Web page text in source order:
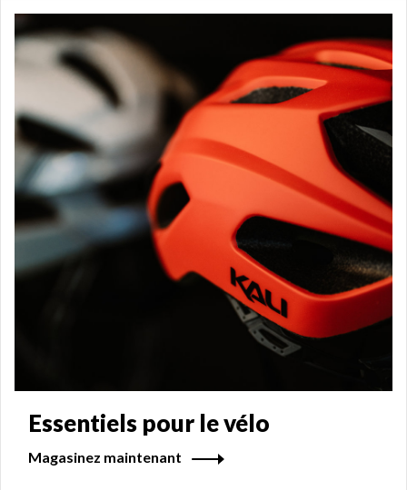
Essentiels pour le vélo
Magasinez maintenant